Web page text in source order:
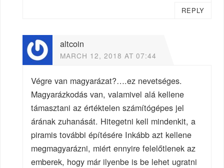
REPLY
altcoin
MARCH 12, 2018 AT 07:44
Végre van magyarázat?….ez nevetséges.
Magyarázkodás van, valamivel alá kellene
támasztani az értéktelen számítógépes jel
árának zuhanását. Hitegetni kell mindenkit, a
piramis további építésére Inkább azt kellene
megmagyarázni, miért ennyire felelőtlenek az
emberek, hogy már ilyenbe is be lehet ugratni